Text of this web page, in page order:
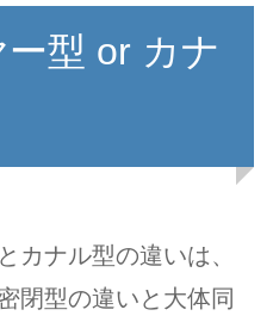
型 or カナ
カナル型の違いは、
閉型の違いと大体同